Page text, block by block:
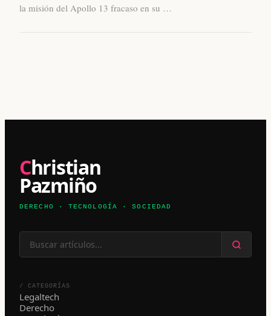
la misión del Apollo 13 fracaso en su …
Christian
Pazmiño
DERECHO · TECNOLOGÍA · SOCIEDAD
/ CATEGORÍAS
Legaltech
Derecho